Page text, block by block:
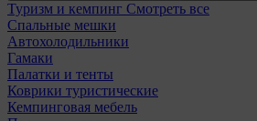
Туризм и кемпинг Смотреть все
Спальные мешки
Автохолодильники
Гамаки
Палатки и тенты
Коврики туристические
Кемпинговая мебель